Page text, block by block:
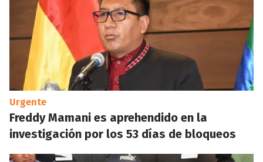
Urgente
Freddy Mamani es aprehendido en la
investigación por los 53 días de bloqueos